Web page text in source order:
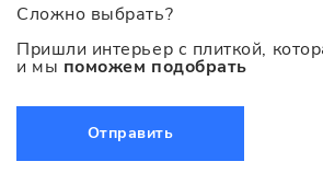
Сложно выбрать?
Пришли интерьер с плиткой,
и мы поможем подобрать
Отправить